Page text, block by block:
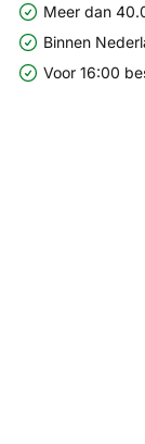
Meer dan
Binnen
Voor 16:00